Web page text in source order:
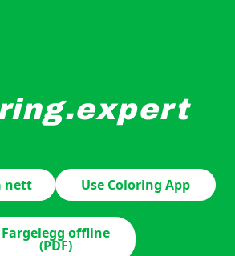
nett
Use Coloring App
Fargelegg offline
(PDF)